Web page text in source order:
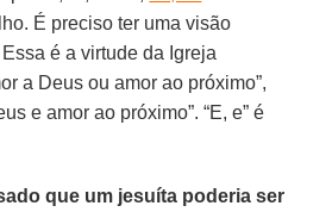
É preciso ter uma visão
é a virtude da Igreja
a Deus ou amor ao próximo”,
e amor ao próximo”. “E, e” é
que um jesuíta poderia ser